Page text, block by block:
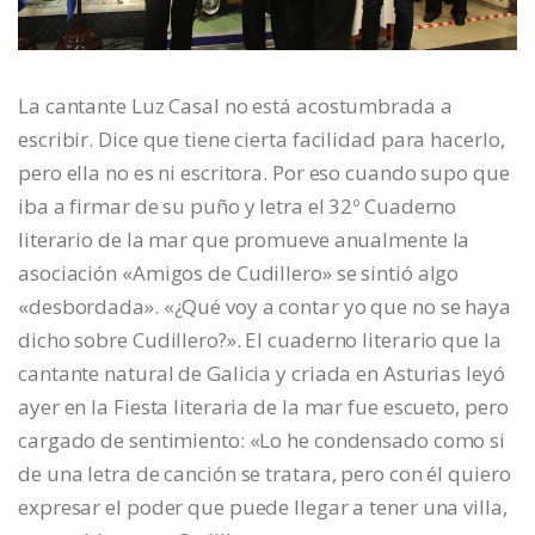
La cantante Luz Casal no está acostumbrada a
escribir. Dice que tiene cierta facilidad para hacerlo,
pero ella no es ni escritora. Por eso cuando supo que
iba a firmar de su puño y letra el 32º Cuaderno
literario de la mar que promueve anualmente la
asociación «Amigos de Cudillero» se sintió algo
«desbordada». «¿Qué voy a contar yo que no se haya
dicho sobre Cudillero?». El cuaderno literario que la
cantante natural de Galicia y criada en Asturias leyó
ayer en la Fiesta literaria de la mar fue escueto, pero
cargado de sentimiento: «Lo he condensado como si
de una letra de canción se tratara, pero con él quiero
expresar el poder que puede llegar a tener una villa,